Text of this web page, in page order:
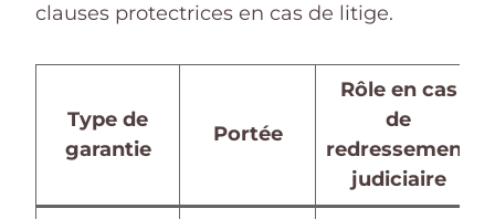
clauses protectrices en cas de litige.
Type de
garantie
Portée
Rôle en cas
de
redressement
judiciaire